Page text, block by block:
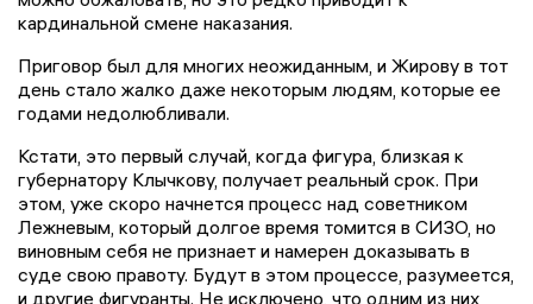
кардинальной смене наказания.
Приговор был для многих неожиданным, и Жирову в тот
день стало жалко даже некоторым людям, которые ее
годами недолюбливали.
Кстати, это первый случай, когда фигура, близкая к
губернатору Клычкову, получает реальный срок. При
этом, уже скоро начнется процесс над советником
Лежневым, который долгое время томится в СИЗО, но
виновным себя не признает и намерен доказывать в
суде свою правоту. Будут в этом процессе, разумеется,
и другие фигуранты. Не исключено, что одним из них